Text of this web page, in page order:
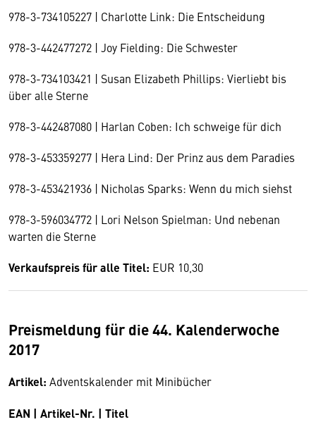
978-3-734105227 | Charlotte Link: Die Entscheidung
978-3-442477272 | Joy Fielding: Die Schwester
978-3-734103421 | Susan Elizabeth Phillips: Vierliebt bis
über alle Sterne
978-3-442487080 | Harlan Coben: Ich schweige für dich
978-3-453359277 | Hera Lind: Der Prinz aus dem Paradies
978-3-453421936 | Nicholas Sparks: Wenn du mich siehst
978-3-596034772 | Lori Nelson Spielman: Und nebenan
warten die Sterne
Verkaufspreis für alle Titel: EUR 10,30
Preismeldung für die 44. Kalenderwoche
2017
Artikel: Adventskalender mit Minibücher
EAN | Artikel-Nr. | Titel